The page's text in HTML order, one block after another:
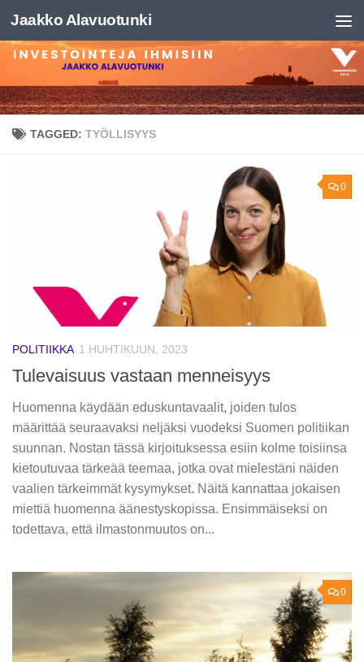
Skip to content
Jaakko Alavuotunki
TAGGED: TYÖLLISYYS
0
POLITIIKKA 1 HUHTIKUUN, 2023
Tulevaisuus vastaan menneisyys
Huomenna käydään eduskuntavaalit, joiden tulos
määrittää seuraavaksi neljäksi vuodeksi Suomen politiikan
suunnan. Nostan tässä kirjoituksessa esiin kolme toisiinsa
kietoutuvaa tärkeää teemaa, jotka ovat mielestäni näiden
vaalien tärkeimmät kysymykset. Näitä kannattaa jokaisen
miettiä huomenna äänestyskopissa. Ensimmäiseksi on
todettava, että ilmastonmuutos on...
0